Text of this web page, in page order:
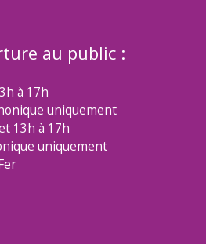
au public :
à 17h
uniquement
13h à 17h
uniquement